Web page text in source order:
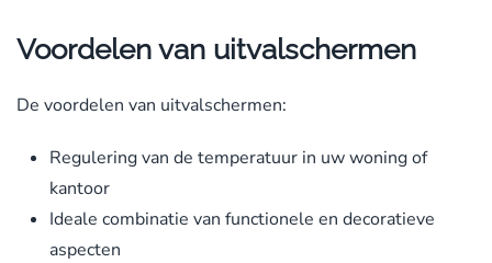
Voordelen van uitvalschermen
De voordelen van uitvalschermen:
Regulering van de temperatuur in uw woning of
kantoor
Ideale combinatie van functionele en decoratieve
aspecten